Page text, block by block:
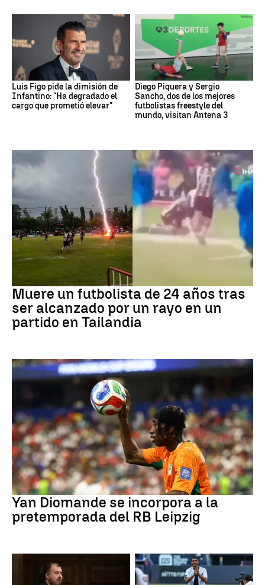
Luis Figo pide la dimisión de
Infantino: "Ha degradado el
cargo que prometió elevar"
Diego Piquera y Sergio
Sancho, dos de los mejores
futbolistas freestyle del
mundo, visitan Antena 3
Muere un futbolista de 24 años tras
ser alcanzado por un rayo en un
partido en Tailandia
Fútbol
Yan Diomande se incorpora a la
pretemporada del RB Leipzig